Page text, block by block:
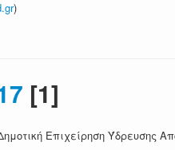
)
[1]
Επιχείρηση Ύδρευσης